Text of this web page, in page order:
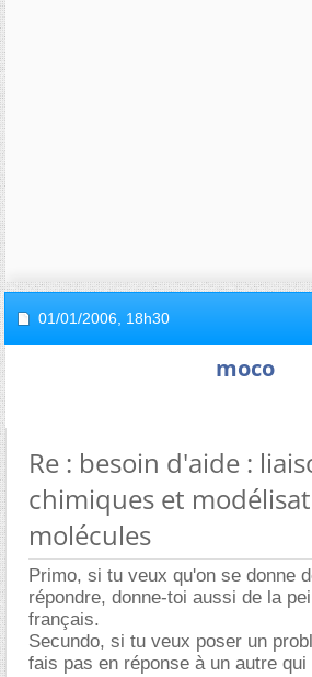
01/01/2006, 18h30
moco
Re : besoin d'aide :
chimiques et
molécules
Primo, si tu veux qu'on se donne
répondre, donne-toi aussi de la
français.
Secundo, si tu veux poser un
fais pas en réponse à un autre